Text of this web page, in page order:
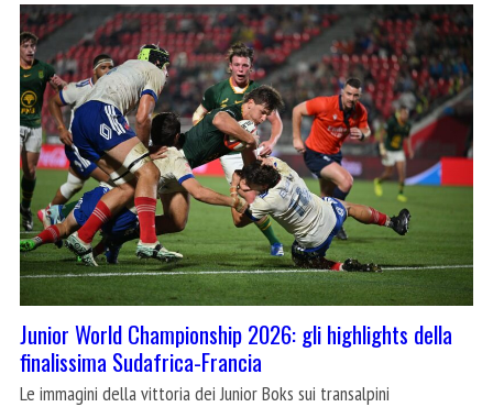
Junior World Championship 2026: gli highlights della
finalissima Sudafrica-Francia
Le immagini della vittoria dei Junior Boks sui transalpini